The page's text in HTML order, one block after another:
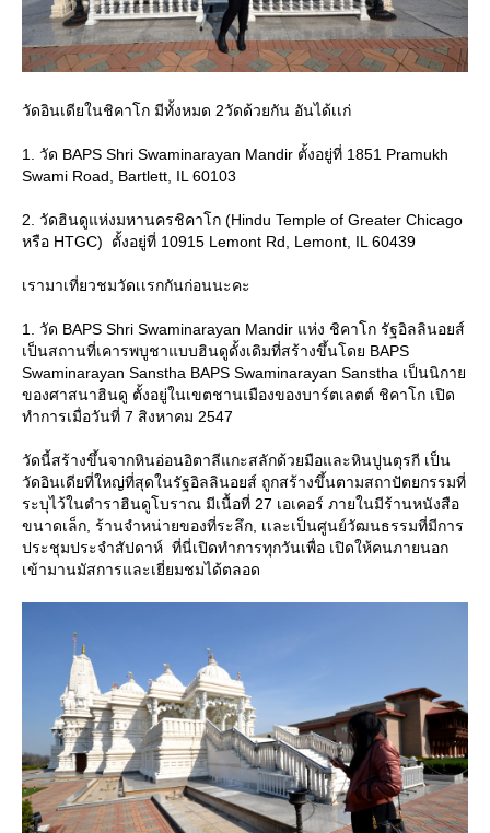
วัดอินเดียในชิคาโก มีทั้งหมด 2วัดด้วยกัน อันได้เเก่
1. วัด BAPS Shri Swaminarayan Mandir ตั้งอยู่ที่ 1851 Pramukh
Swami Road, Bartlett, IL 60103
2. วัดฮินดูแห่งมหานครชิคาโก (Hindu Temple of Greater Chicago
หรือ HTGC) ตั้งอยู่ที่ 10915 Lemont Rd, Lemont, IL 60439
เรามาเที่ยวชมวัดเเรกกันก่อนนะคะ
1. วัด BAPS Shri Swaminarayan Mandir แห่ง ชิคาโก รัฐอิลลินอยส์
เป็นสถานที่เคารพบูชาแบบฮินดูดั้งเดิมที่สร้างขึ้นโดย BAPS
Swaminarayan Sanstha BAPS Swaminarayan Sanstha เป็นนิกาย
ของศาสนาฮินดู ตั้งอยู่ในเขตชานเมืองของบาร์ตเลตต์ ชิคาโก เปิด
ทำการเมื่อวันที่ 7 สิงหาคม 2547
วัดนี้สร้างขึ้นจากหินอ่อนอิตาลีแกะสลักด้วยมือและหินปูนตุรกี เป็น
วัดอินเดียที่ใหญ่ที่สุดในรัฐอิลลินอยส์ ถูกสร้างขึ้นตามสถาปัตยกรรมที่
ระบุไว้ในตำราฮินดูโบราณ มีเนื้อที่ 27 เอเคอร์ ภายในมีร้านหนังสือ
ขนาดเล็ก, ร้านจำหน่ายของที่ระลึก, เเละเป็นศูนย์วัฒนธรรมที่มีการ
ประชุมประจำสัปดาห์ ที่นี่เปิดทำการทุกวันเพื่อ เปิดให้คนภายนอก
เข้ามานมัสการและเยี่ยมชมได้ตลอด